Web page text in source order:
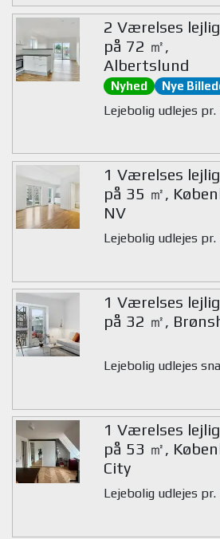
2 Værelses
på 72 ㎡,
Albertslund
Nyhed Nye
Lejebolig udlejes
1 Værelses
på 35 ㎡,
NV
Lejebolig udlejes
1 Værelses
på 32 ㎡,
Lejebolig udlejes
1 Værelses
på 53 ㎡,
City
Lejebolig udlejes